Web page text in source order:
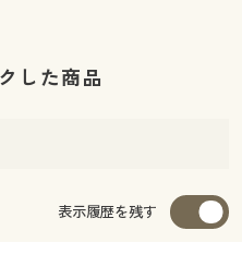
した商品
表示履歴を残す